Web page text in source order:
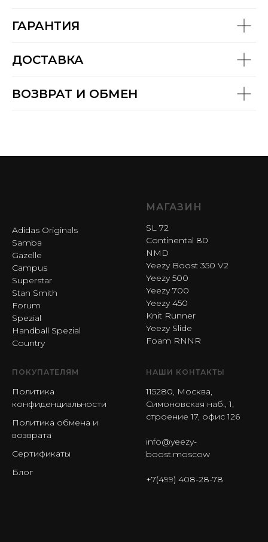
ГАРАНТИЯ
ДОСТАВКА
ВОЗВРАТ И ОБМЕН
Adidas Originals
Samba
Gazelle
Campus
Superstar
Stan Smith
Forum
Spezial
Handball Spezial
Country
МАГАЗИН
SL 72
Continental 80
NMD
Yeezy Boost 350 V2
Yeezy 500
Yeezy 700
Yeezy 450
Knit Runner
Yeezy Slide
Foam RNNR
ПОКУПАТЕЛЯМ
Политика
конфиденциальности
Политика обмена и
возврата
Сертификаты
Блог
НАШИ КОНТАКТЫ
115280, Москва,
Симоновская наб., 1,
строение 17, офис 126
info@yeezy-
boost.moscow
+7(499) 408-28-78